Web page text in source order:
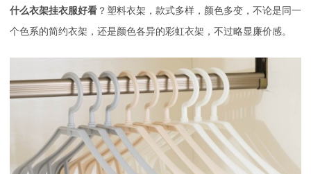
什么衣架挂衣服好看 ？塑料衣架，款式多样，颜色多变，不论是同一
个色系的简约衣架，还是颜色各异的彩虹衣架，不过略显廉价感。